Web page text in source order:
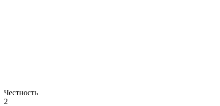
Честность
2